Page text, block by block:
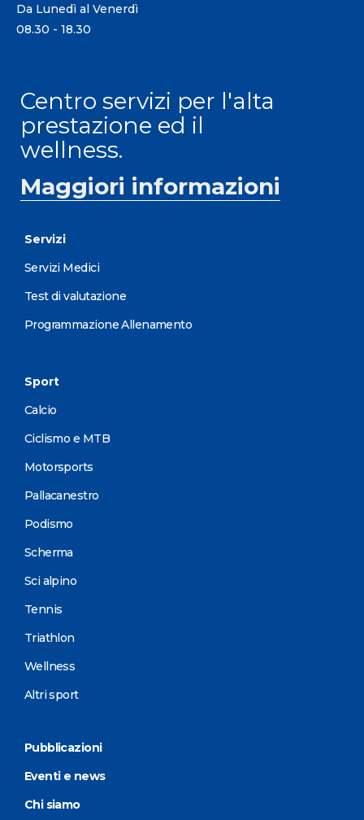
Da Lunedì al Venerdì
08.30 - 18.30
Centro servizi per l'alta
prestazione ed il
wellness.
Maggiori informazioni
Servizi
Servizi Medici
Test di valutazione
Programmazione Allenamento
Sport
Calcio
Ciclismo e MTB
Motorsports
Pallacanestro
Podismo
Scherma
Sci alpino
Tennis
Triathlon
Wellness
Altri sport
Pubblicazioni
Eventi e news
Chi siamo